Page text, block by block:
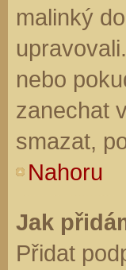
malinký
nebo
zanechat
smazat,
Nahoru
Jak
Přidat